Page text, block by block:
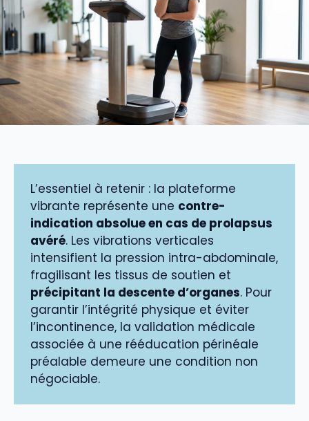
L’essentiel à retenir : la plateforme
vibrante représente une contre-
indication absolue en cas de prolapsus
avéré. Les vibrations verticales
intensifient la pression intra-abdominale,
fragilisant les tissus de soutien et
précipitant la descente d’organes. Pour
garantir l’intégrité physique et éviter
l’incontinence, la validation médicale
associée à une rééducation périnéale
préalable demeure une condition non
négociable.